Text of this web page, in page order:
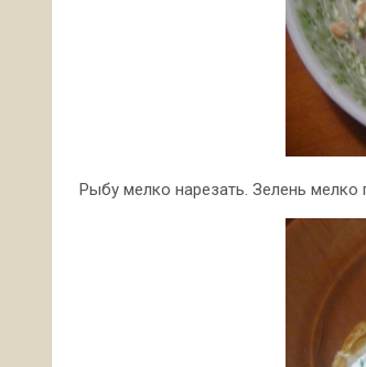
Рыбу мелко нарезать. Зелень